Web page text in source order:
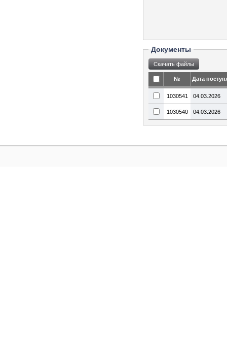
Документы
№ Дата
1030541 04.03.2026
1030540 04.03.2026